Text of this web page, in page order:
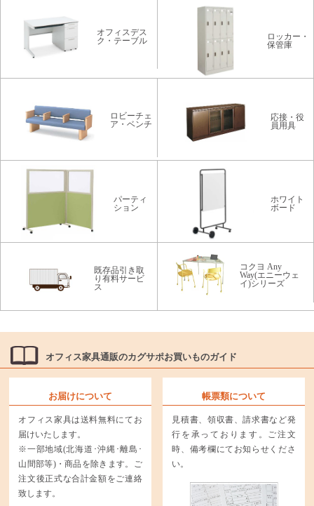
オフィスデス
ク・テーブル
ロッカー・
保管庫
ロビーチェ
ア・ベンチ
応接・役
員用具
パーティ
ション
ホワイト
ボード
既存品引き取
り有料サービ
ス
コクヨ Any
Way(エニーウェ
イ)シリーズ
オフィス家具通販のカグサポお買いものガイド
お届けについて
オフィス家具は送料無料にてお
届けいたします。
※一部地域(北海道･沖縄･離島･
山間部等)・商品を除きます。ご
注文後正式な合計金額をご連絡
致します。
帳票類について
見積書、領収書、請求書など発
行を承っております。ご注文
時、備考欄にてお知らせくださ
い。